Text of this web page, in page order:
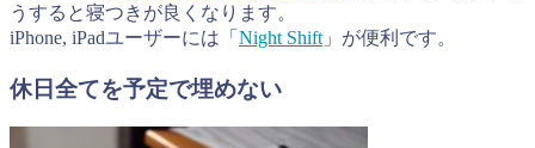
うすると寝つきが良くなります。
iPhone, iPadユーザーには「 Night Shift 」が便利です。
休日全てを予定で埋めない